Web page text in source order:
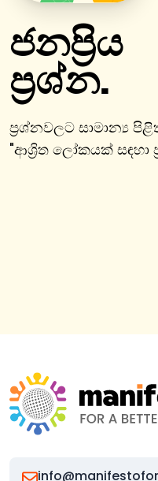
ජනප්‍රිය
ප්‍රශ්න.
ප්‍රශ්නවලට සාමාන්‍ය
"ආශ්‍රිත ලෝකයක් සඳහා